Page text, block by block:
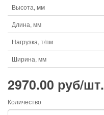
Высота, мм
Длина, мм
Нагрузка, т/пм
Ширина, мм
2970.00 руб/шт.
Количество